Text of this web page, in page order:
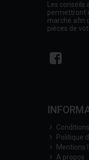
Les
permettront
marché afin
pièces de
Politique
Mentions
A propos